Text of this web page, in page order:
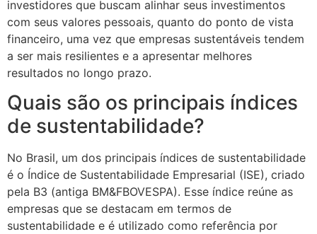
investidores que buscam alinhar seus investimentos
com seus valores pessoais, quanto do ponto de vista
financeiro, uma vez que empresas sustentáveis tendem
a ser mais resilientes e a apresentar melhores
resultados no longo prazo.
Quais são os principais índices
de sustentabilidade?
No Brasil, um dos principais índices de sustentabilidade
é o Índice de Sustentabilidade Empresarial (ISE), criado
pela B3 (antiga BM&FBOVESPA). Esse índice reúne as
empresas que se destacam em termos de
sustentabilidade e é utilizado como referência por